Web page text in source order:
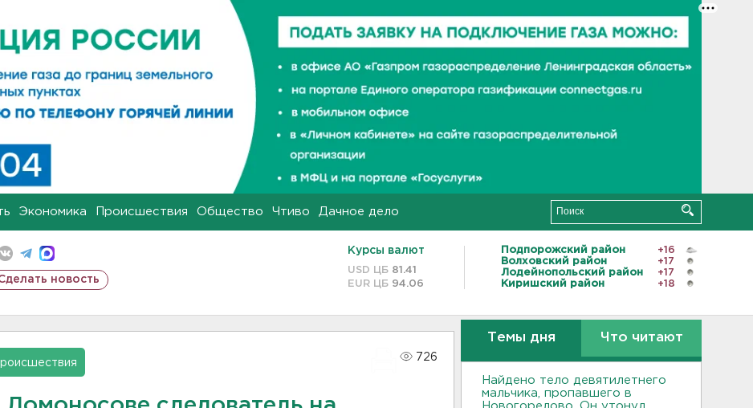
Экономика Происшествия Общество Чтиво Дачное дело
новость
Курсы валют
USD ЦБ 81.41
EUR ЦБ 94.06
Подпорожский район
+16
Волховский район
+17
Лодейнопольский район
+17
Киришский район
+18
726
Темы дня Что читают
Найдено тело девятилетнего
мальчика, пропавшего в
Новогорелово. Он утонул